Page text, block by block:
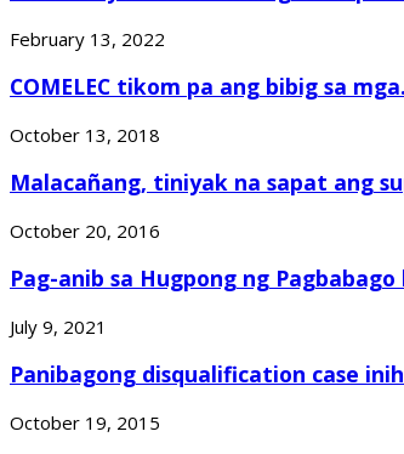
February 13, 2022
COMELEC tikom pa ang bibig sa
October 13, 2018
Malacañang, tiniyak na sapat ang
October 20, 2016
Pag-anib sa Hugpong ng
July 9, 2021
Panibagong disqualification case
October 19, 2015